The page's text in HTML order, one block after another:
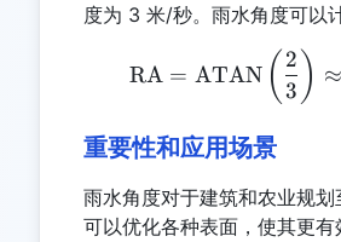
度为 3 米/秒。雨水角度可以
RA = ATAN ( 3
2 ) ≈
重要性和应用场景
雨水角度对于建筑和农业规划
可以优化各种表面，使其更